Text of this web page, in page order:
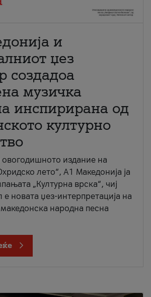
и
џез
создадоа
музичка
инспирирана од
културно
овогодишното издание на
лето“, А1 Македонија ја
„Културна врска“, чиј
е новата џез-интерпретација на
народна песна